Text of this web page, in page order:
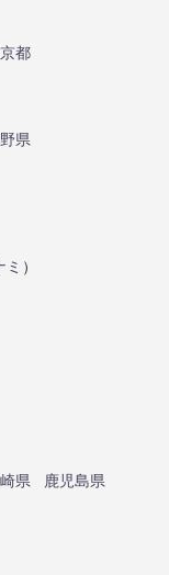
都
県
ミ ）
県
鹿児島県